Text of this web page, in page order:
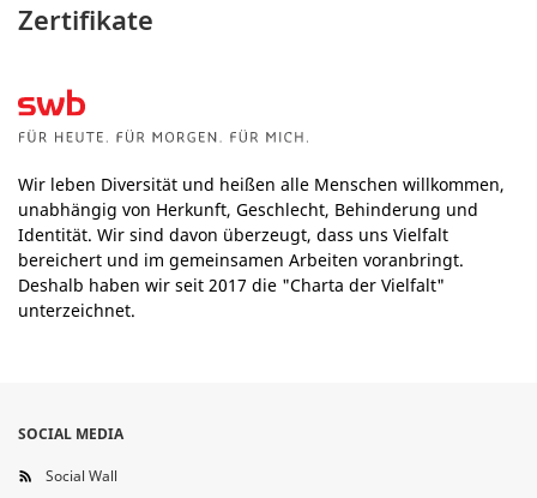
Zertifikate
Wir leben Diversität und heißen alle Menschen willkommen,
unabhängig von Herkunft, Geschlecht, Behinderung und
Identität. Wir sind davon überzeugt, dass uns Vielfalt
bereichert und im gemeinsamen Arbeiten voranbringt.
Deshalb haben wir seit 2017 die "Charta der Vielfalt"
unterzeichnet.
SOCIAL MEDIA
Social Wall